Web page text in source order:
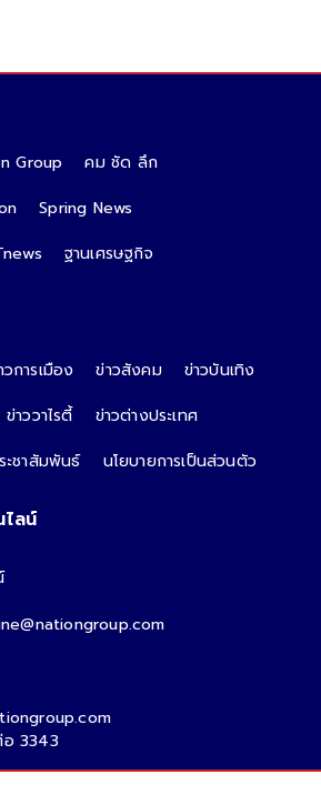
Group
คม ชัด ลึก
Spring News
ฐานเศรษฐกิจ
วการเมือง ข่าวสังคม
ข่าวบันเทิง
ข่าววาไรตี้
ข่าวต่างประเทศ
ะชาสัมพันธ์ นโยบายการเป็นส่วนตัว
ลน์
3343